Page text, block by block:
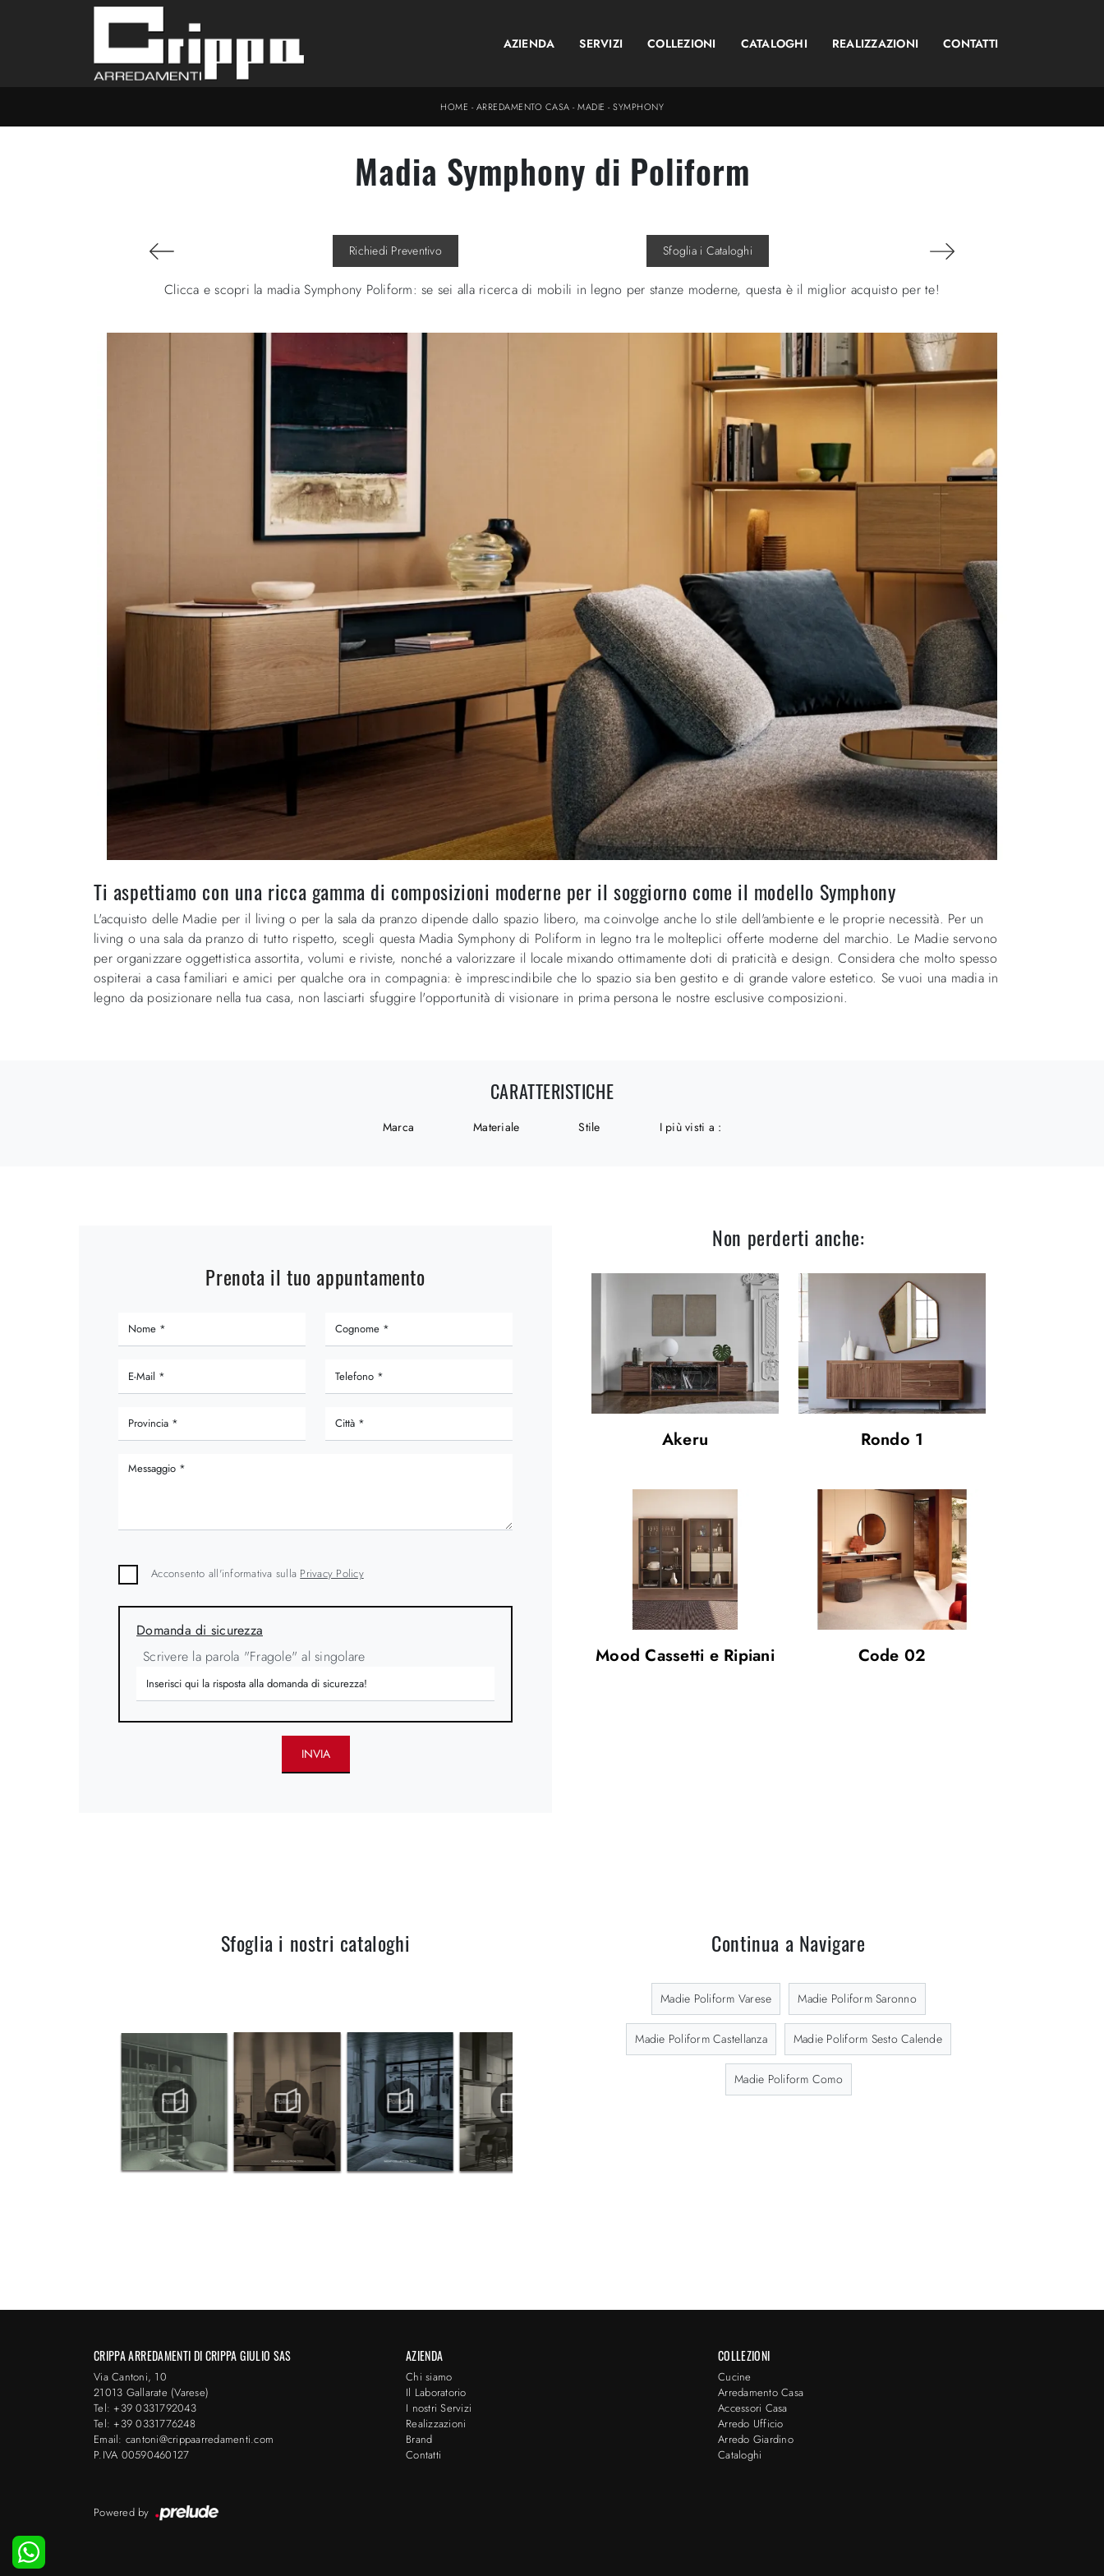
AZIENDA SERVIZI COLLEZIONI CATALOGHI REALIZZAZIONI CONTATTI
HOME -ARREDAMENTO CASA -MADIE -SYMPHONY
Madia Symphony di Poliform
Richiedi Preventivo Sfoglia i Cataloghi
Clicca e scopri la madia Symphony Poliform: se sei alla ricerca di mobili in legno per stanze moderne, questa è il miglior acquisto per te!
Ti aspettiamo con una ricca gamma di composizioni moderne per il soggiorno come il modello Symphony
L'acquisto delle Madie per il living o per la sala da pranzo dipende dallo spazio libero, ma coinvolge anche lo stile dell'ambiente e le proprie necessità. Per un
living o una sala da pranzo di tutto rispetto, scegli questa Madia Symphony di Poliform in legno tra le molteplici offerte moderne del marchio. Le Madie servono
per organizzare oggettistica assortita, volumi e riviste, nonché a valorizzare il locale mixando ottimamente doti di praticità e design. Considera che molto spesso
ospiterai a casa familiari e amici per qualche ora in compagnia: è imprescindibile che lo spazio sia ben gestito e di grande valore estetico. Se vuoi una madia in
legno da posizionare nella tua casa, non lasciarti sfuggire l'opportunità di visionare in prima persona le nostre esclusive composizioni.
CARATTERISTICHE
Marca Materiale Stile I più visti a :
Prenota il tuo appuntamento
Acconsento all'informativa sulla Privacy Policy
Domanda di sicurezza
Scrivere la parola "Fragole" al singolare
INVIA
Non perderti anche:
Akeru Rondo 1
Mood Cassetti e Ripiani Code 02
Sfoglia i nostri cataloghi Continua a Navigare
Madie Poliform Varese Madie Poliform Saronno
Madie Poliform Castellanza Madie Poliform Sesto Calende
Madie Poliform Como
CRIPPA ARREDAMENTI DI CRIPPA GIULIO SAS
Via Cantoni, 10
21013 Gallarate (Varese)
Tel: +39 0331792043
Tel: +39 0331776248
Email: cantoni@crippaarredamenti.com
P.IVA 00590460127
AZIENDA
Chi siamo
Il Laboratorio
I nostri Servizi
Realizzazioni
Brand
Contatti
COLLEZIONI
Cucine
Arredamento Casa
Accessori Casa
Arredo Ufficio
Arredo Giardino
Cataloghi
Powered by